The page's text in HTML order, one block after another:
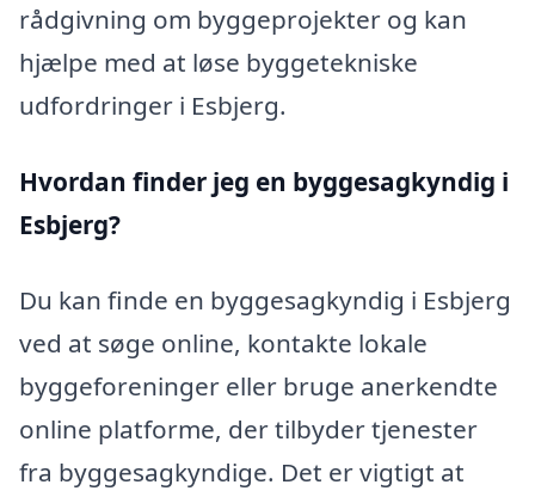
rådgivning om byggeprojekter og kan
hjælpe med at løse byggetekniske
udfordringer i Esbjerg.
Hvordan finder jeg en byggesagkyndig i
Esbjerg?
Du kan finde en byggesagkyndig i Esbjerg
ved at søge online, kontakte lokale
byggeforeninger eller bruge anerkendte
online platforme, der tilbyder tjenester
fra byggesagkyndige. Det er vigtigt at